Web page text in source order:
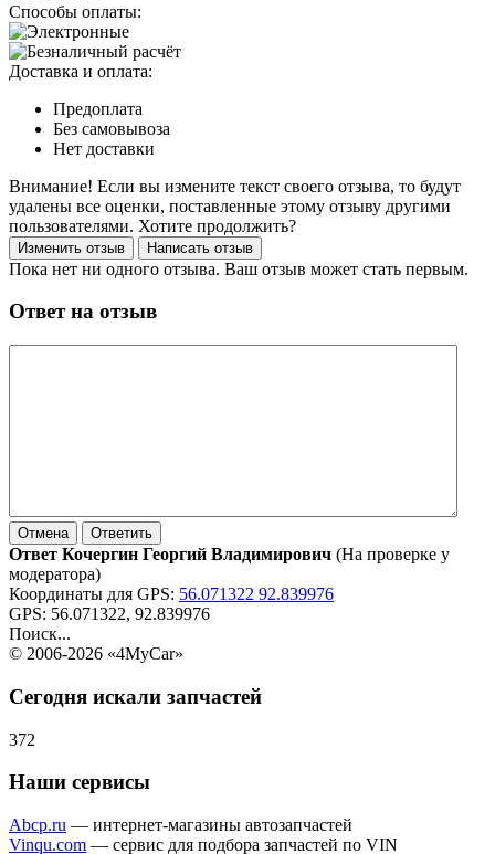
Способы оплаты:
Доставка и оплата:
Предоплата
Без самовывоза
Нет доставки
Внимание! Если вы измените текст своего отзыва, то будут
удалены все оценки, поставленные этому отзыву другими
пользователями. Хотите продолжить?
Пока нет ни одного отзыва. Ваш отзыв может стать первым.
Ответ на отзыв
Ответ Кочергин Георгий Владимирович (На проверке у
модератора)
Координаты для GPS: 56.071322 92.839976
GPS: 56.071322, 92.839976
Поиск...
© 2006-2026 «4MyCar»
Сегодня искали запчастей
372
Наши сервисы
Abcp.ru — интернет-магазины автозапчастей
Vinqu.com — сервис для подбора запчастей по VIN